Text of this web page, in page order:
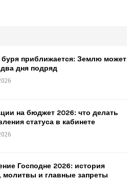
буря приближается: Землю может
дня подряд
на бюджет 2026: что делать
статуса в кабинете
Господне 2026: история
молитвы и главные запреты